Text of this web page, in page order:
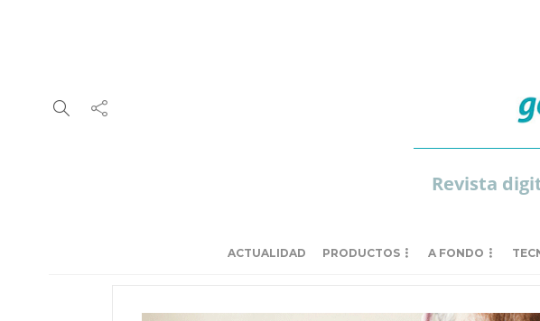
Revista
ACTUALIDAD PRODUCTOS A FONDO